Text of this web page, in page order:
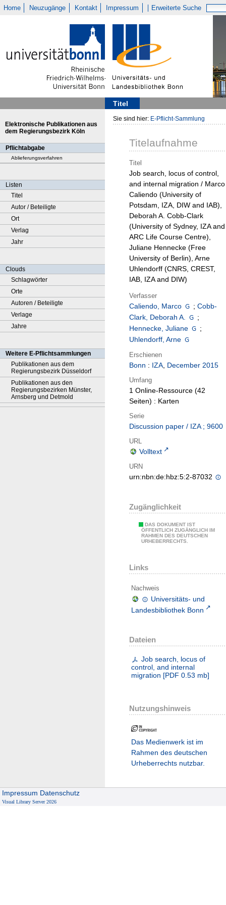
Home Neuzugänge Kontakt Impressum Erweiterte Suche
Titel
Elektronische Publikationen aus
dem Regierungsbezirk Köln
Pflichtabgabe
Ablieferungsverfahren
Listen
Titel
Autor / Beteiligte
Ort
Verlag
Jahr
Clouds
Schlagwörter
Orte
Autoren / Beteiligte
Verlage
Jahre
Weitere E-Pflichtsammlungen
Publikationen aus dem
Regierungsbezirk Düsseldorf
Publikationen aus den
Regierungsbezirken Münster,
Arnsberg und Detmold
Sie sind hier: E-Pflicht-Sammlung
Titelaufnahme
Titel
Job search, locus of control,
and internal migration / Marco
Caliendo (University of
Potsdam, IZA, DIW and IAB),
Deborah A. Cobb-Clark
(University of Sydney, IZA and
ARC Life Course Centre),
Juliane Hennecke (Free
University of Berlin), Arne
Uhlendorff (CNRS, CREST,
IAB, IZA and DIW)
Verfasser
Caliendo, Marco ; Cobb-
Clark, Deborah A.
;
Hennecke, Juliane
;
Uhlendorff, Arne
Erschienen
Bonn : IZA, December 2015
Umfang
1 Online-Ressource (42
Seiten) : Karten
Serie
Discussion paper / IZA ; 9600
URL
Volltext
URN
urn:nbn:de:hbz:5:2-87032
Zugänglichkeit
DAS DOKUMENT IST
ÖFFENTLICH ZUGÄNGLICH IM
RAHMEN DES DEUTSCHEN
URHEBERRECHTS.
Links
Nachweis
Universitäts- und
Landesbibliothek Bonn
Dateien
Job search, locus of
control, and internal
migration [PDF 0.53 mb]
Nutzungshinweis
Das Medienwerk ist im
Rahmen des deutschen
Urheberrechts nutzbar.
Impressum Datenschutz
Visual Library Server 2026